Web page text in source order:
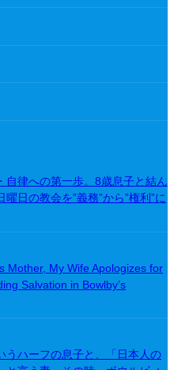
自律への第一歩。8歳息子と結ん
日の教会を”義務”から”権利”に
Mother, My Wife Apologizes for
Salvation in Bowlby’s
うハーフの息子と、「日本人の